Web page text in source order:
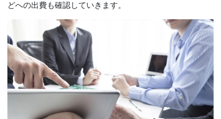
どへの出費も確認していきます。